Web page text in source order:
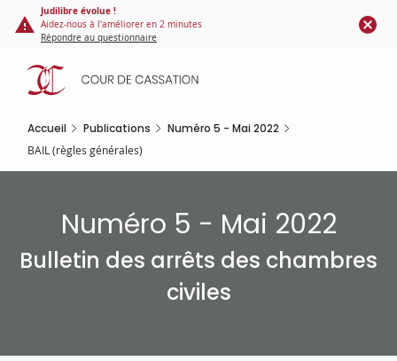
Panneau de gestion des cookies
contenu
principal
Judilibre évolue !
Aidez-nous à l'améliorer en 2 minutes
Répondre au questionnaire
Accueil Publications Numéro 5 - Mai 2022
BAIL (règles générales)
Numéro 5 - Mai 2022
Bulletin des arrêts des chambres
civiles